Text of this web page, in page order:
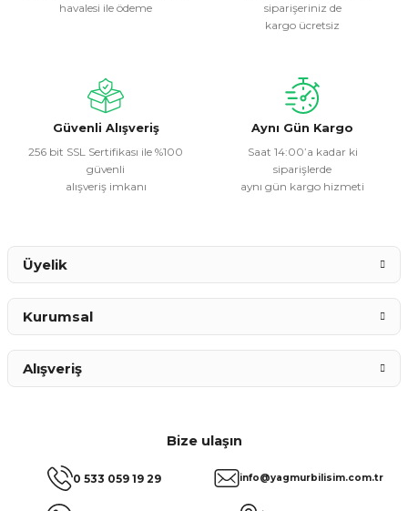
Ürün resmi kalitesiz, bozuk veya görüntülenemiyor.
Ürün fiyatı diğer sitelerden daha pahalı.
Bu ürüne benzer farklı alternatifler olmalı.
havalesi ile ödeme
siparişeriniz de
kargo ücretsiz
Güvenli Alışveriş
256 bit SSL Sertifikası ile %100
güvenli
alışveriş imkanı
Aynı Gün Kargo
Saat 14:00’a kadar ki
siparişlerde
aynı gün kargo hizmeti
Bize ulaşın
0 533 059 19 29 info@yagmurbilisim.com.tr
Üyelik
Kurumsal
Alışveriş